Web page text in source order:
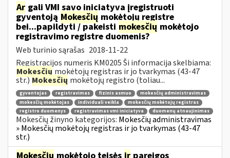
Ar gali VMI savo iniciatyva įregistruoti
gyventoją Mokesčių mokėtojų registre
bei...papildyti / pakeisti mokesčių mokėtojo
registravimo registre duomenis?
Web turinio sąrašas 2018-11-22
Registracijos numeris KM0205 Ši informacija skelbiama:
Mokesčių mokėtojų registras ir jo tvarkymas (43-47
str.)Mokesčių mokėtojų registro (toliau...
gyventojas registravimas fizinis asmuo
mokesčių administravimas
mokesčių mokėtojas
individuali veikla
mokesčių mokėtojų registras
registro duomenys
registravimas vmi iniciatyva duomenų atnaujinimas
Mokesčių žinyno kategorijos: Mokesčių administravimas
» Mokesčių mokėtojų registras ir jo tvarkymas (43-47
str.)
Mokesčių mokėtojo teisės ir pareigos